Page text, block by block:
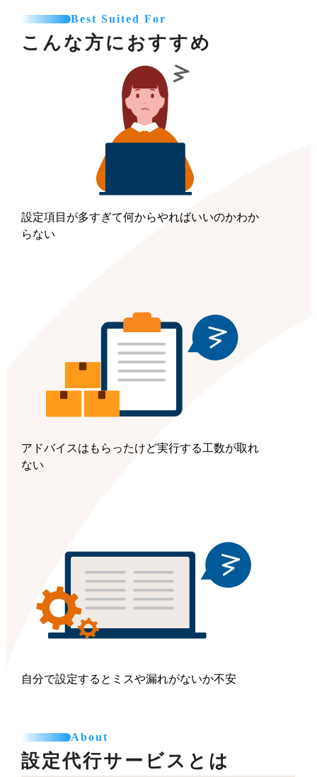
Best Suited For
こんな方におすすめ
設定項目が多すぎて何からやればいいのかわか
らない
アドバイスはもらったけど実行する工数が取れ
ない
自分で設定するとミスや漏れがないか不安
About
設定代行サービスとは